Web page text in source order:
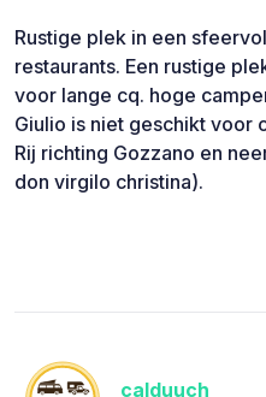
Rustige plek in een
restaurants. Een rustige
voor lange cq. hoge
Giulio is niet geschikt voor
Rij richting Gozzano en
don virgilo christina).
calduuch